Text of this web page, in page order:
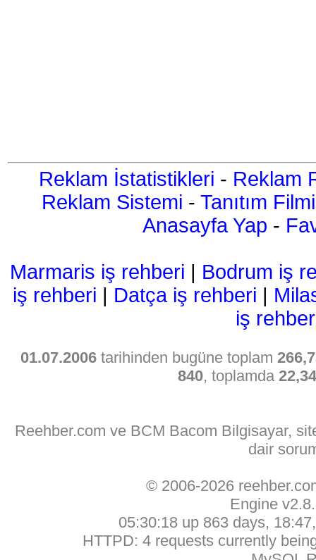
Reklam İstatistikleri - Reklam
Reklam Sistemi - Tanıtım Filmi
Anasayfa Yap -
Marmaris iş rehberi | Bodrum iş
iş rehberi | Datça iş rehberi |
iş
01.07.2006 tarihinden bugüne toplam
840, toplamda
Reehber.com ve BCM Bacom Bilgisayar,
dair
© 2006-2026
Engine
05:30:18 up 863 days,
HTTPD: 4 requests currently